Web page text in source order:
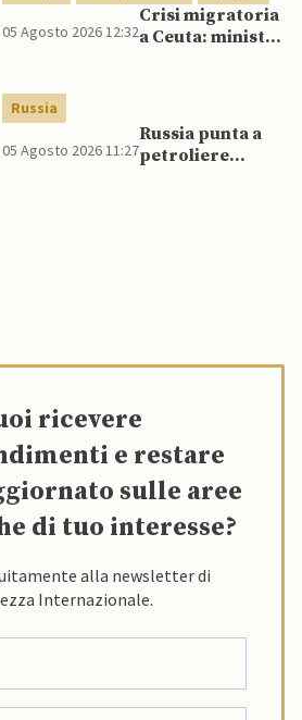
05 Agosto 2026 12:32
Crisi migratoria
a Ceuta: ministri
schierano a
sostegno della
Spagna
Russia
05 Agosto 2026 11:27
Russia punta a
petroliere
ricevere
e restare
sulle aree
di tuo interesse?
alla newsletter di
Internazionale.